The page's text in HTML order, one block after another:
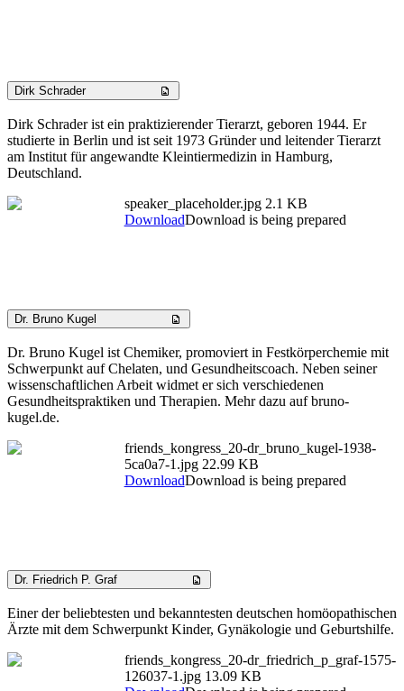
Dirk Schrader
Dirk Schrader ist ein praktizierender Tierarzt, geboren 1944. Er
studierte in Berlin und ist seit 1973 Gründer und leitender Tierarzt
am Institut für angewandte Kleintiermedizin in Hamburg,
Deutschland.
speaker_placeholder.jpg 2.1 KB
DownloadDownload is being prepared
Dr. Bruno Kugel
Dr. Bruno Kugel ist Chemiker, promoviert in Festkörperchemie mit
Schwerpunkt auf Chelaten, und Gesundheitscoach. Neben seiner
wissenschaftlichen Arbeit widmet er sich verschiedenen
Gesundheitspraktiken und Therapien. Mehr dazu auf bruno-
kugel.de.
friends_kongress_20-dr_bruno_kugel-1938-
5ca0a7-1.jpg 22.99 KB
DownloadDownload is being prepared
Dr. Friedrich P. Graf
Einer der beliebtesten und bekanntesten deutschen homöopathischen
Ärzte mit dem Schwerpunkt Kinder, Gynäkologie und Geburtshilfe.
friends_kongress_20-dr_friedrich_p_graf-1575-
126037-1.jpg 13.09 KB